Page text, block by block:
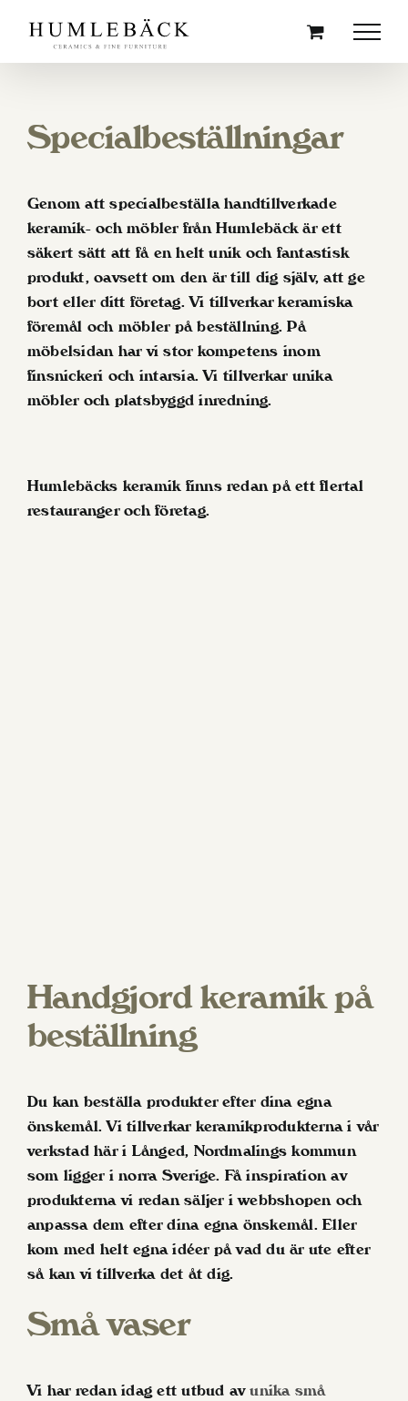
content
Specialbeställningar
Genom att specialbeställa handtillverkade
keramik- och möbler från Humlebäck är ett
säkert sätt att få en helt unik och fantastisk
produkt, oavsett om den är till dig själv, att ge
bort eller ditt företag. Vi tillverkar keramiska
föremål och möbler på beställning. På
möbelsidan har vi stor kompetens inom
finsnickeri och intarsia. Vi tillverkar unika
möbler och platsbyggd inredning.
Humlebäcks keramik finns redan på ett flertal
restauranger och företag.
Handgjord keramik på
beställning
Du kan beställa produkter efter dina egna
önskemål. Vi tillverkar keramikprodukterna i vår
verkstad här i Långed, Nordmalings kommun
som ligger i norra Sverige. Få inspiration av
produkterna vi redan säljer i webbshopen och
anpassa dem efter dina egna önskemål. Eller
kom med helt egna idéer på vad du är ute efter
så kan vi tillverka det åt dig.
Små vaser
Vi har redan idag ett utbud avunika små